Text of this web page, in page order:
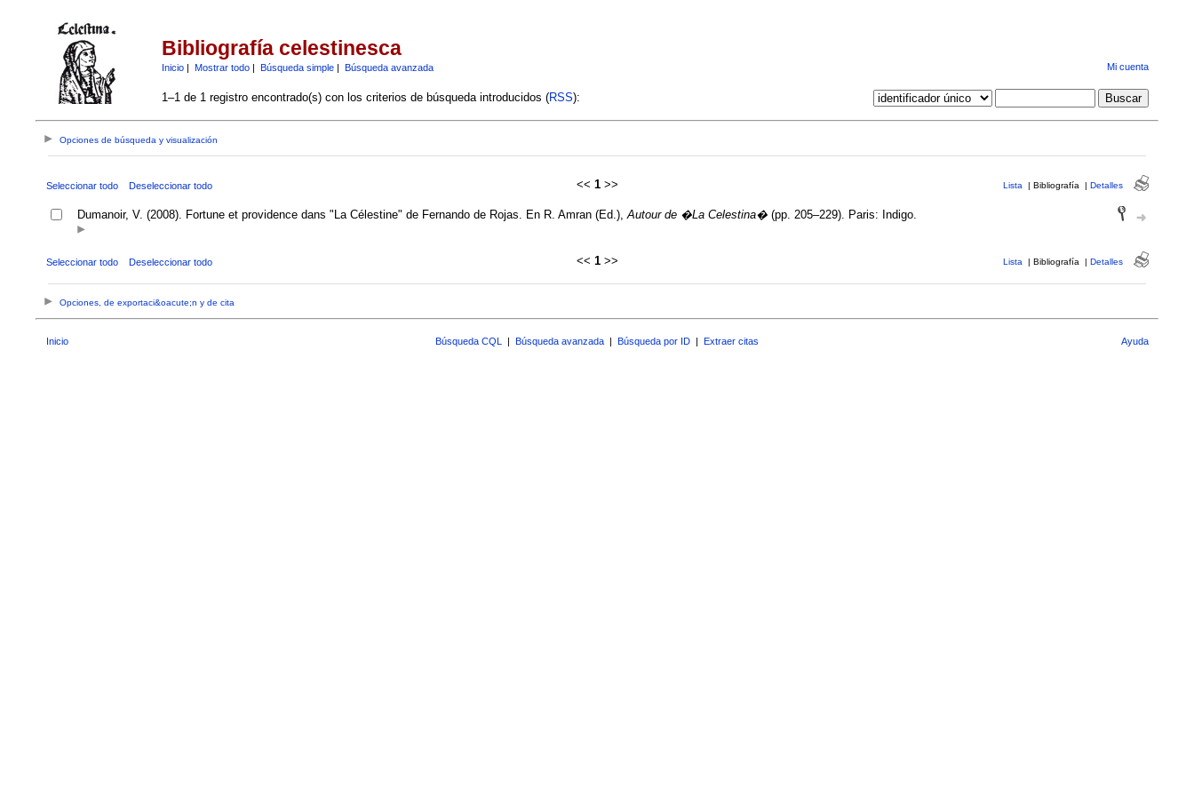
Bibliografía celestinesca
Inicio| Mostrar todo| Búsqueda simple| Búsqueda avanzada Mi cuenta
1–1 de 1 registro encontrado(s) con los criterios de búsqueda introducidos (RSS):
Opciones de búsqueda y visualización
Seleccionar todo Deseleccionar todo << 1>> Lista | Bibliografía | Detalles
Dumanoir, V. (2008). Fortune et providence dans "La Célestine" de Fernando de Rojas. En R. Amran (Ed.), Autour de �La Celestina�(pp. 205–229). Paris: Indigo.
Seleccionar todo Deseleccionar todo << 1>> Lista | Bibliografía | Detalles
Opciones, de exportaci&oacute;n y de cita
Inicio Búsqueda CQL | Búsqueda avanzada | Búsqueda por ID | Extraer citas Ayuda